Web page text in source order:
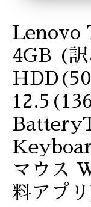
Lenovo
4GB (訳
マウス
料アプ